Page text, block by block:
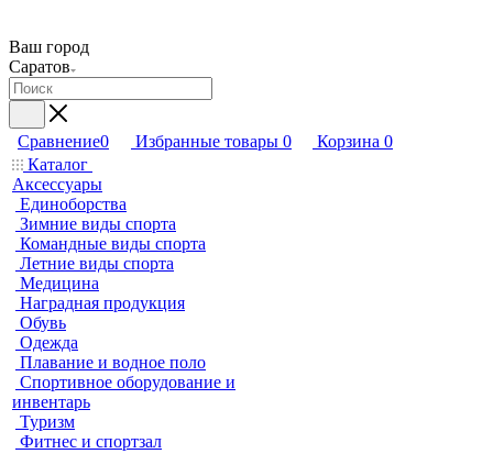
Ваш город
Саратов
Сравнение0 Избранные товары 0 Корзина 0
Каталог
Аксессуары
Единоборства
Зимние виды спорта
Командные виды спорта
Летние виды спорта
Медицина
Наградная продукция
Обувь
Одежда
Плавание и водное поло
Спортивное оборудование и
инвентарь
Туризм
Фитнес и спортзал